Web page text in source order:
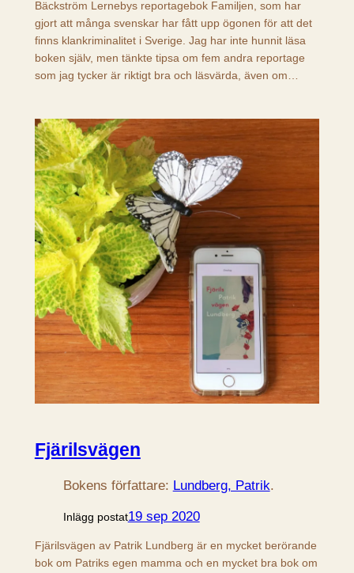
Bäckström Lernebys reportagebok Familjen, som har
gjort att många svenskar har fått upp ögonen för att det
finns klankriminalitet i Sverige. Jag har inte hunnit läsa
boken själv, men tänkte tipsa om fem andra reportage
som jag tycker är riktigt bra och läsvärda, även om…
Fjärilsvägen
Bokens författare: Lundberg, Patrik.
Inlägg postat19 sep 2020
Fjärilsvägen av Patrik Lundberg är en mycket berörande
bok om Patriks egen mamma och en mycket bra bok om